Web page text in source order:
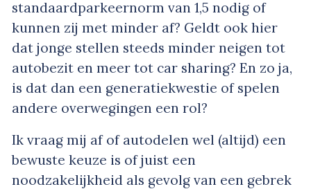
standaardparkeernorm van 1,5 nodig of
kunnen zij met minder af? Geldt ook hier
dat jonge stellen steeds minder neigen tot
autobezit en meer tot car sharing? En zo ja,
is dat dan een generatiekwestie of spelen
andere overwegingen een rol?
Ik vraag mij af of autodelen wel (altijd) een
bewuste keuze is of juist een
noodzakelijkheid als gevolg van een gebrek